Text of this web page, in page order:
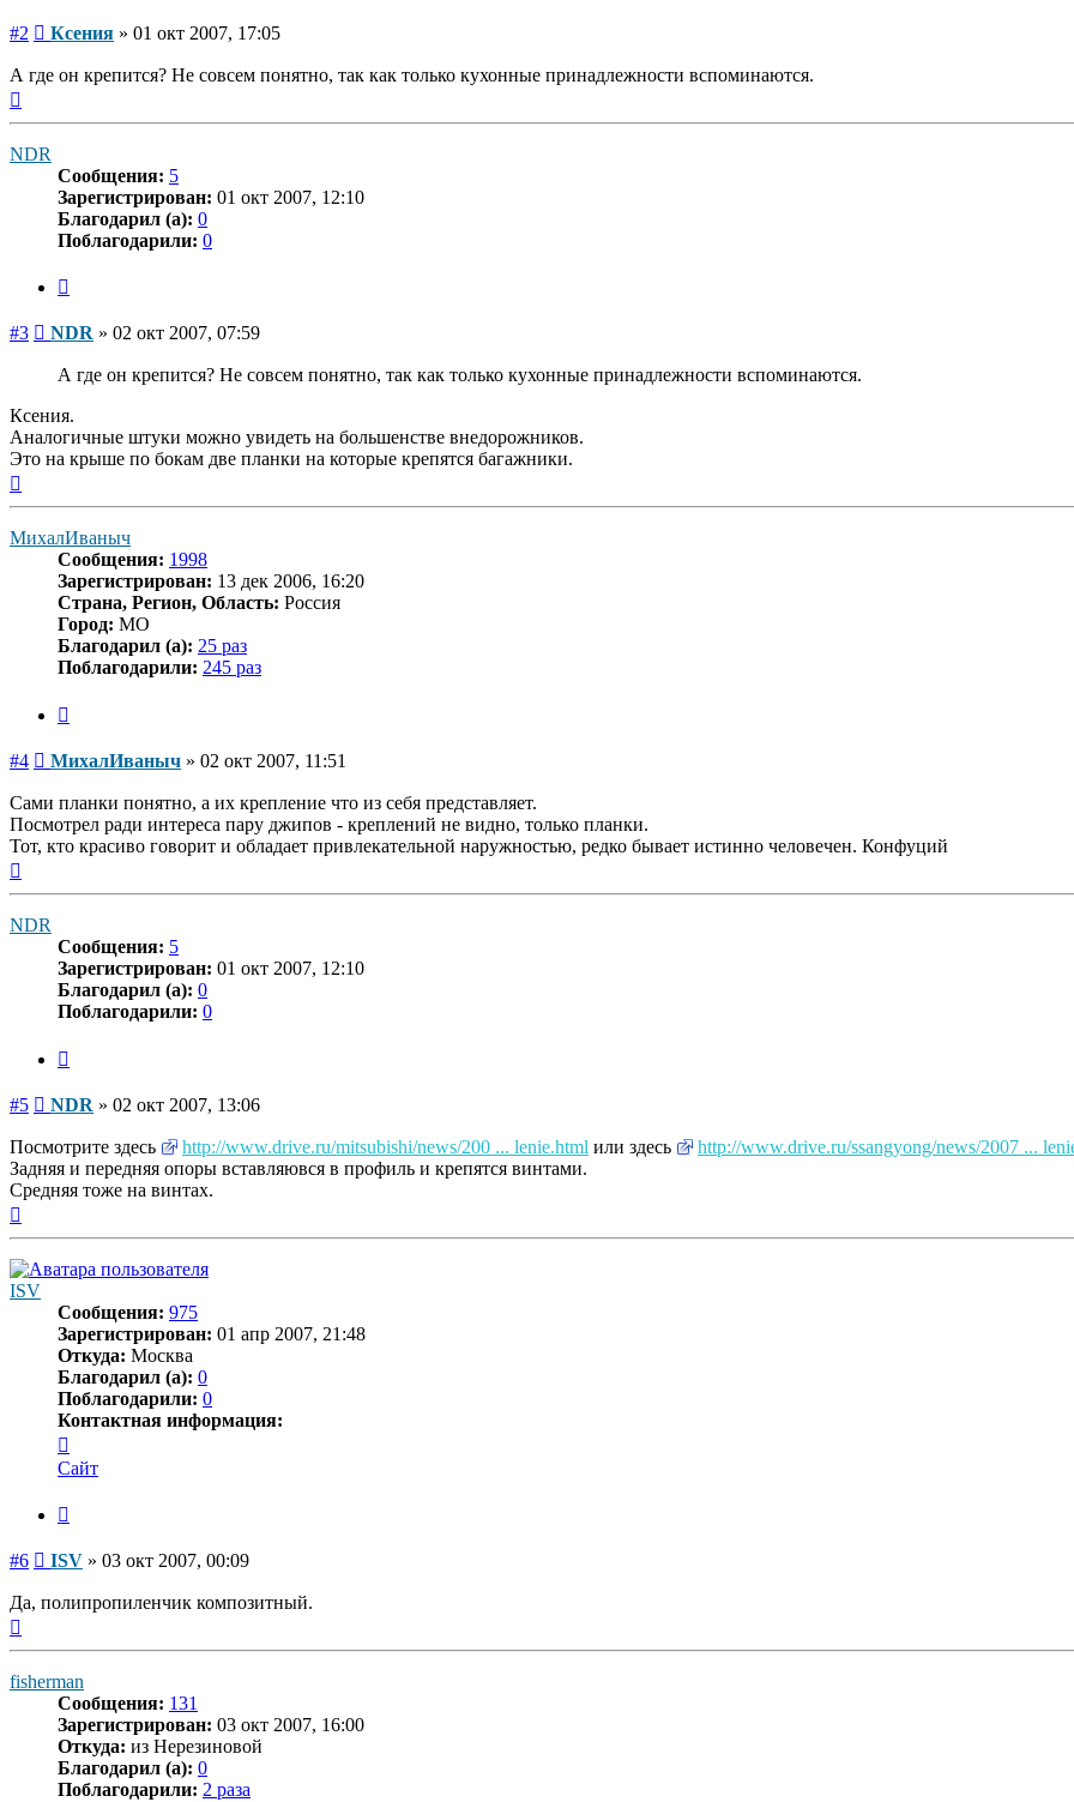
#2 Сообщение
Ксения » 01 окт 2007, 17:05
А где он крепится? Не совсем понятно, так как только кухонные принадлежности вспоминаются.
NDR
Сообщения: 5
Зарегистрирован: 01 окт 2007, 12:10
Благодарил (а): 0
Поблагодарили: 0
#3 Сообщение
NDR » 02 окт 2007, 07:59
А где он крепится? Не совсем понятно, так как только кухонные принадлежности вспоминаются.
Ксения.
Аналогичные штуки можно увидеть на большенстве внедорожников.
Это на крыше по бокам две планки на которые крепятся багажники.
МихалИваныч
Сообщения: 1998
Зарегистрирован: 13 дек 2006, 16:20
Страна, Регион, Область: Россия
Город: МО
Благодарил (а): 25 раз
Поблагодарили: 245 раз
#4 Сообщение
МихалИваныч » 02 окт 2007, 11:51
Сами планки понятно, а их крепление что из себя представляет.
Посмотрел ради интереса пару джипов - креплений не видно, только планки.
Тот, кто красиво говорит и обладает привлекательной наружностью, редко бывает истинно человечен. Конфуций
NDR
Сообщения: 5
Зарегистрирован: 01 окт 2007, 12:10
Благодарил (а): 0
Поблагодарили: 0
#5 Сообщение
NDR » 02 окт 2007, 13:06
Посмотрите здесь http://www.drive.ru/mitsubishi/news/200 ... lenie.html или здесь
http://www.drive.ru/ssangyong/news/2007 ...
Задняя и передняя опоры вставляювся в профиль и крепятся винтами.
Средняя тоже на винтах.
ISV
Сообщения: 975
Зарегистрирован: 01 апр 2007, 21:48
Откуда: Москва
Благодарил (а): 0
Поблагодарили: 0
Контактная информация:
информация
пользователя
Сайт
#6 Сообщение
ISV » 03 окт 2007, 00:09
Да, полипропиленчик композитный.
к
fisherman
Сообщения: 131
Зарегистрирован: 03 окт 2007, 16:00
Откуда: из Нерезиновой
Благодарил (а): 0
Поблагодарили: 2 раза